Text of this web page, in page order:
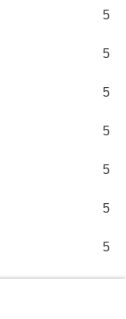
5
5
5
5
5
5
5